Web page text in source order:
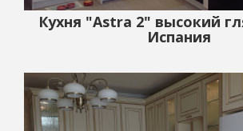
Кухня "Astra 2" высокий
Испания